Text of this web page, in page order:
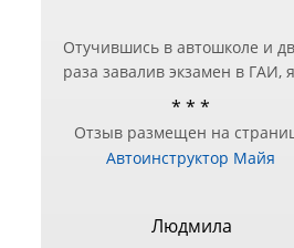
Нашел подход в подаче
информации и разъяснил все
ошибки, с которыми до этого
было трудно справиться!
Премного благодарна
Отучившись в автошколе и
раза завалив экзамен в ГАИ, я
поняла, что нужно другое
Сестра посоветовала Майю в
качестве инструктора, чтобы
маршрут и упражнения.
Уже после первого занятия, я
* * *
Отзыв размещен на
Автоинструктор Майя
Людмила